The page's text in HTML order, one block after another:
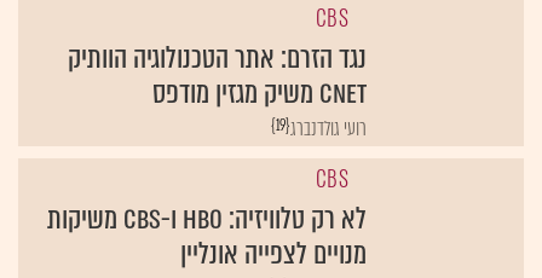
CBS
נגד הזרם: אתר הטכנולוגיה הוותיק
CNET משיק מגזין מודפס
{19}רועי גולדנברג
CBS
לא רק טלוויזיה: HBO ו-CBS משיקות
מנויים לצפייה אונליין